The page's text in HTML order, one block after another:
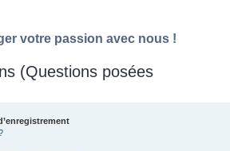
votre passion avec nous !
(Questions posées